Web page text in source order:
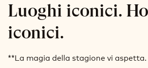
Luoghi iconici.
iconici.
**La magia della stagione vi aspetta.